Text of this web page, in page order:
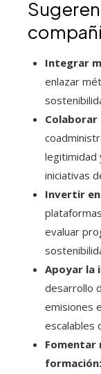
Integrar
enlazar
Colaborar
legitimidad
iniciativas
Invertir
evaluar
Apoyar la
desarrollo
emisiones
escalables
Fomentar
formación: